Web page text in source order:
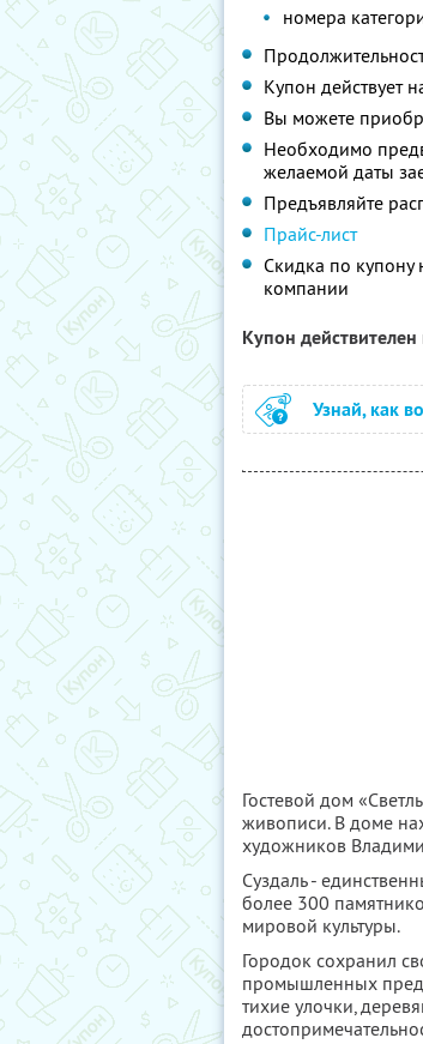
номера
Купон действует
Вы можете
Необходимо
желаемой даты
Предъявляйте
Прайс-лист
Скидка по
компании
Купон
Узнай, как
Гостевой дом
живописи. В доме
художников
Суздаль -
более 300
мировой культуры.
Городок сохранил
промышленных
тихие улочки,